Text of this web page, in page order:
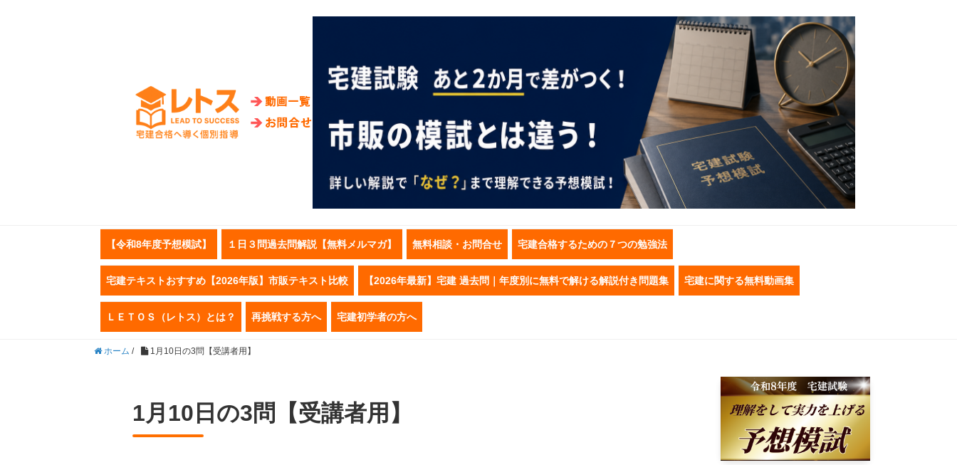
【令和8年度予想模試】 １日３問過去問解説【無料メルマガ】 無料相談・お問合せ 宅建合格するための７つの勉強法
宅建テキストおすすめ【2026年版】市販テキスト比較 【2026年最新】宅建 過去問｜年度別に無料で解ける解説付き問題集 宅建に関する無料動画集
ＬＥＴＯＳ（レトス）とは？ 再挑戦する方へ 宅建初学者の方へ
ホーム / 1月10日の3問【受講者用】
1月10日の3問【受講者用】